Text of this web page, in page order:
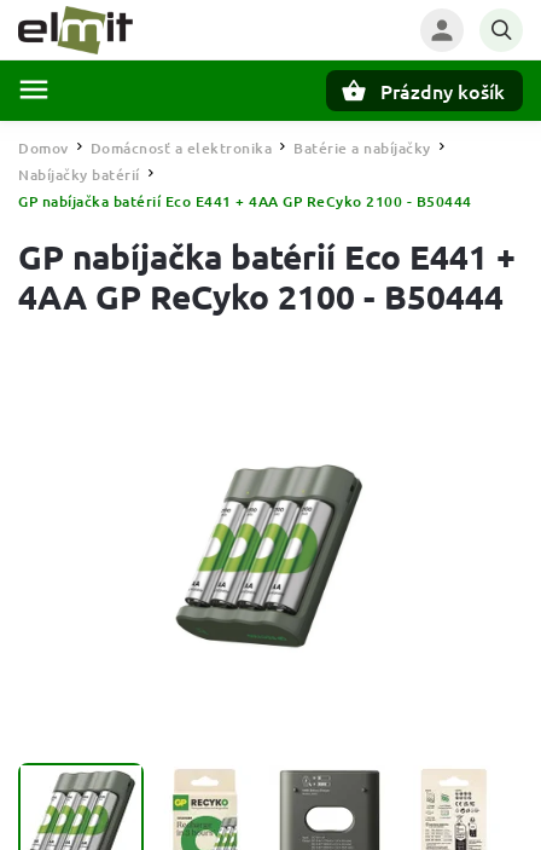
Prázdny košík
Domov / Domácnosť a elektronika / Batérie a nabíjačky /
Nabíjačky batérií /
GP nabíjačka batérií Eco E441 + 4AA GP ReCyko 2100 - B50444
GP nabíjačka batérií Eco E441 +
4AA GP ReCyko 2100 - B50444